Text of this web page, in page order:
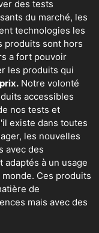
des tests
du marché, les
technologies les
produits sont hors
a fort pouvoir
les produits qui
Notre volonté
accessibles
nos tests et
existe dans toutes
, les nouvelles
avec des
à un usage
Ces produits
de
mais avec des